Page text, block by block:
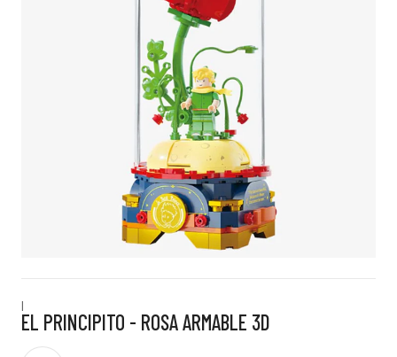
|
EL PRINCIPITO - ROSA ARMABLE 3D